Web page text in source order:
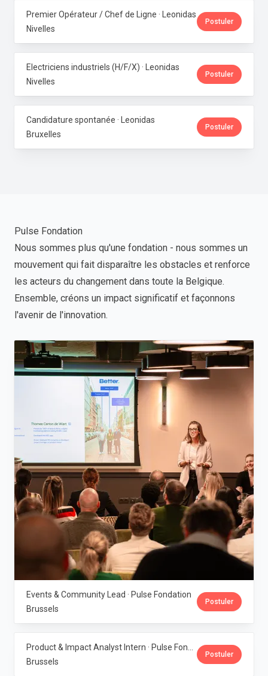
Premier Opérateur / Chef de Ligne · Leonidas
Nivelles
Postuler
Electriciens industriels (H/F/X) · Leonidas
Nivelles
Postuler
Candidature spontanée · Leonidas
Bruxelles
Postuler
Pulse Fondation
Nous sommes plus qu'une fondation - nous sommes un
mouvement qui fait disparaître les obstacles et renforce
les acteurs du changement dans toute la Belgique.
Ensemble, créons un impact significatif et façonnons
l'avenir de l'innovation.
Events & Community Lead · Pulse Fondation
Brussels
Postuler
Brussels
Postuler